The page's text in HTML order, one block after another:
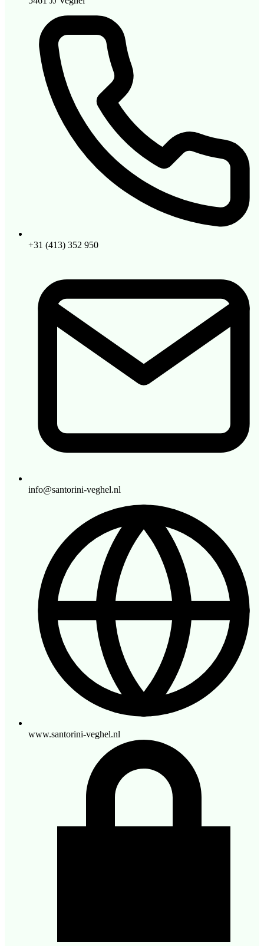
+31 (413) 352 950
info@santorini-veghel.nl
www.santorini-veghel.nl